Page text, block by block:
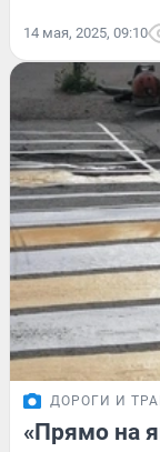
14 мая, 2025, 09:10
ДОРОГИ И
«Прямо на